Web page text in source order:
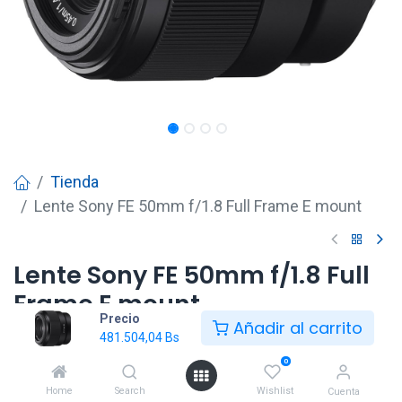
Precio
481.504,04Bs Añadir al carrito
Home Search
0
Wishlist Cuenta
Tienda
Lente Sony FE 50mm f/1.8 Full Frame E mount
Lente Sony FE 50mm f/1.8 Full
Frame E mount
481.504,04Bs